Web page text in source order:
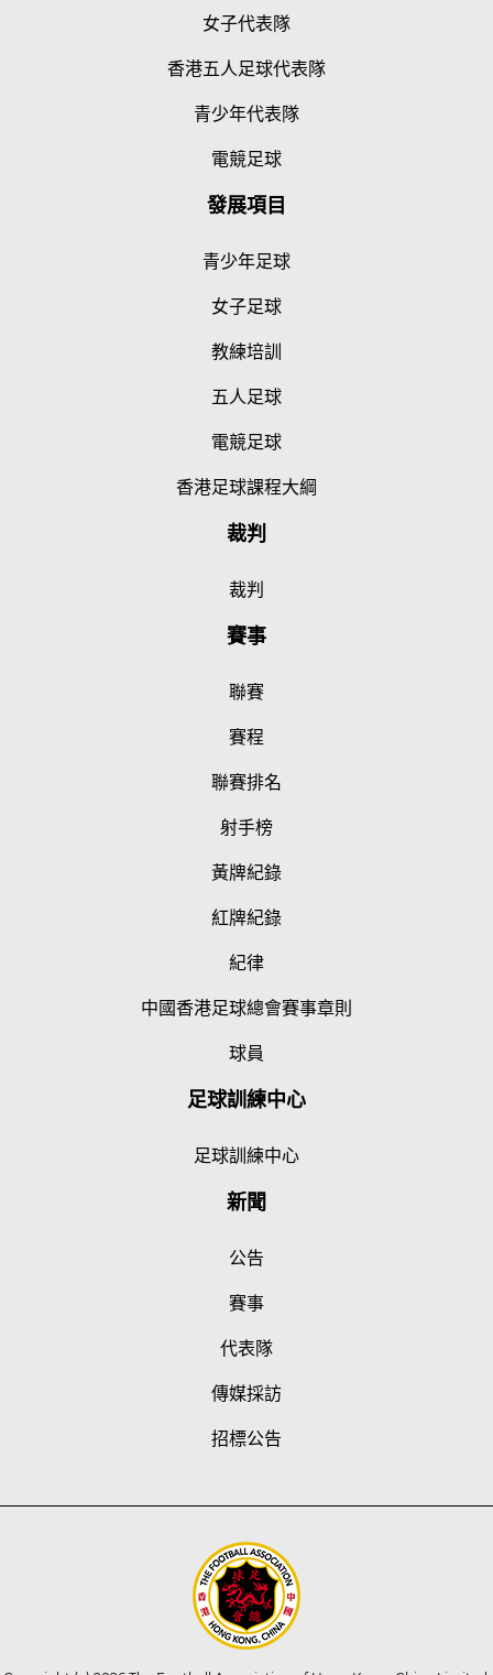
女子代表隊
香港五人足球代表隊
青少年代表隊
電競足球
發展項目
青少年足球
女子足球
教練培訓
五人足球
電競足球
香港足球課程大綱
裁判
裁判
賽事
聯賽
賽程
聯賽排名
射手榜
黃牌紀錄
紅牌紀錄
紀律
中國香港足球總會賽事章則
球員
足球訓練中心
足球訓練中心
新聞
公告
賽事
代表隊
傳媒採訪
招標公告